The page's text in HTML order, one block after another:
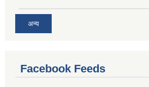
अन्य
Facebook Feeds